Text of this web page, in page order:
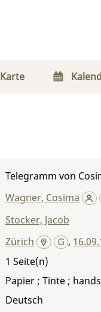
Karte
Telegramm von
Wagner, Cosima
Stocker, Jacob
Zürich ,
1
Papier ; Tinte ;
Deutsch